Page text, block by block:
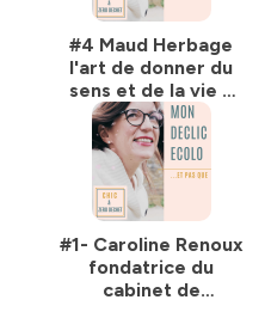
#4 Maud Herbage
l'art de donner du
sens et de la vie à
l'or qui dort dans
nos tiroirs
#1- Caroline Renoux
fondatrice du
cabinet de